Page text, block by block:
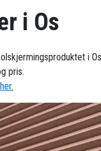
i Os
i
pris.